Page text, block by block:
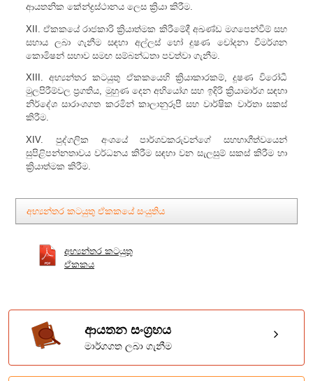
ආයතනික කේන්ද්‍රස්ථානය ලෙස ක්‍රියා කිරීම.
XII. ඒකකයේ රාජකාරි ක්‍රියාත්මක කිරීමේදී අඛණ්ඩ මගපෙන්වීම් සහ
සහාය ලබා ගැනීම සඳහා අල්ලස් හෝ දුෂණ චෝදනා විමර්ශන
කොමිෂන් සභාව සමඟ සම්බන්ධතා පවත්වා ගැනීම.
XIII. අභ්‍යන්තර කටයුතු ඒකකයෙහි ක්‍රියාකාරකම්, දූෂණ විරෝධී
මුලපිරීම්වල ප්‍රගතිය, මුහුණ දෙන අභියෝග සහ ඉදිරි ක්‍රියාමාර්ග සඳහා
නිර්දේශ සාරාංශගත කරමින් කාලානුරූපී සහ වාර්ෂික වාර්තා සකස්
කිරීම.
XIV. පුද්ගලික අංශයේ පාර්ශවකරුවන්ගේ සහභාගීත්වයෙන්
සුපිළිපන්නතාවය වර්ධනය කිරීම සඳහා වන සැලසුම් සකස් කිරීම හා
ක්‍රියාත්මක කිරීම.
අභ්‍යන්තර කටයුතු ඒකකයේ සංයුතිය
අභ්‍යන්තර කටයුතු
ඒකකය
ආයතන සංග්‍රහය
මාර්ගගත ලබා ගැනීම